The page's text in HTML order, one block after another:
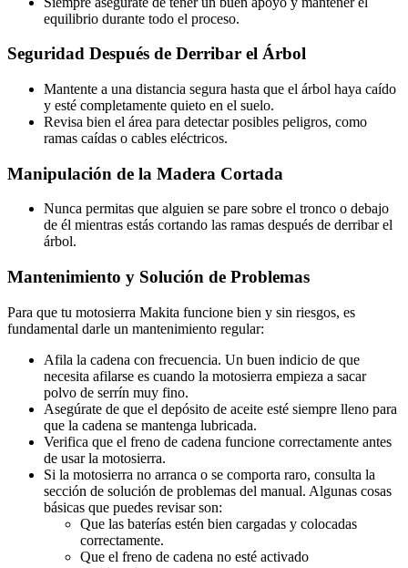
equilibrio durante todo el proceso.
Seguridad Después de Derribar el Árbol
Mantente a una distancia segura hasta que el árbol haya caído
y esté completamente quieto en el suelo.
Revisa bien el área para detectar posibles peligros, como
ramas caídas o cables eléctricos.
Manipulación de la Madera Cortada
Nunca permitas que alguien se pare sobre el tronco o debajo
de él mientras estás cortando las ramas después de derribar el
árbol.
Mantenimiento y Solución de Problemas
Para que tu motosierra Makita funcione bien y sin riesgos, es
fundamental darle un mantenimiento regular:
Afila la cadena con frecuencia. Un buen indicio de que
necesita afilarse es cuando la motosierra empieza a sacar
polvo de serrín muy fino.
Asegúrate de que el depósito de aceite esté siempre lleno para
que la cadena se mantenga lubricada.
Verifica que el freno de cadena funcione correctamente antes
de usar la motosierra.
Si la motosierra no arranca o se comporta raro, consulta la
sección de solución de problemas del manual. Algunas cosas
básicas que puedes revisar son:
Que las baterías estén bien cargadas y colocadas
correctamente.
Que el freno de cadena no esté activado